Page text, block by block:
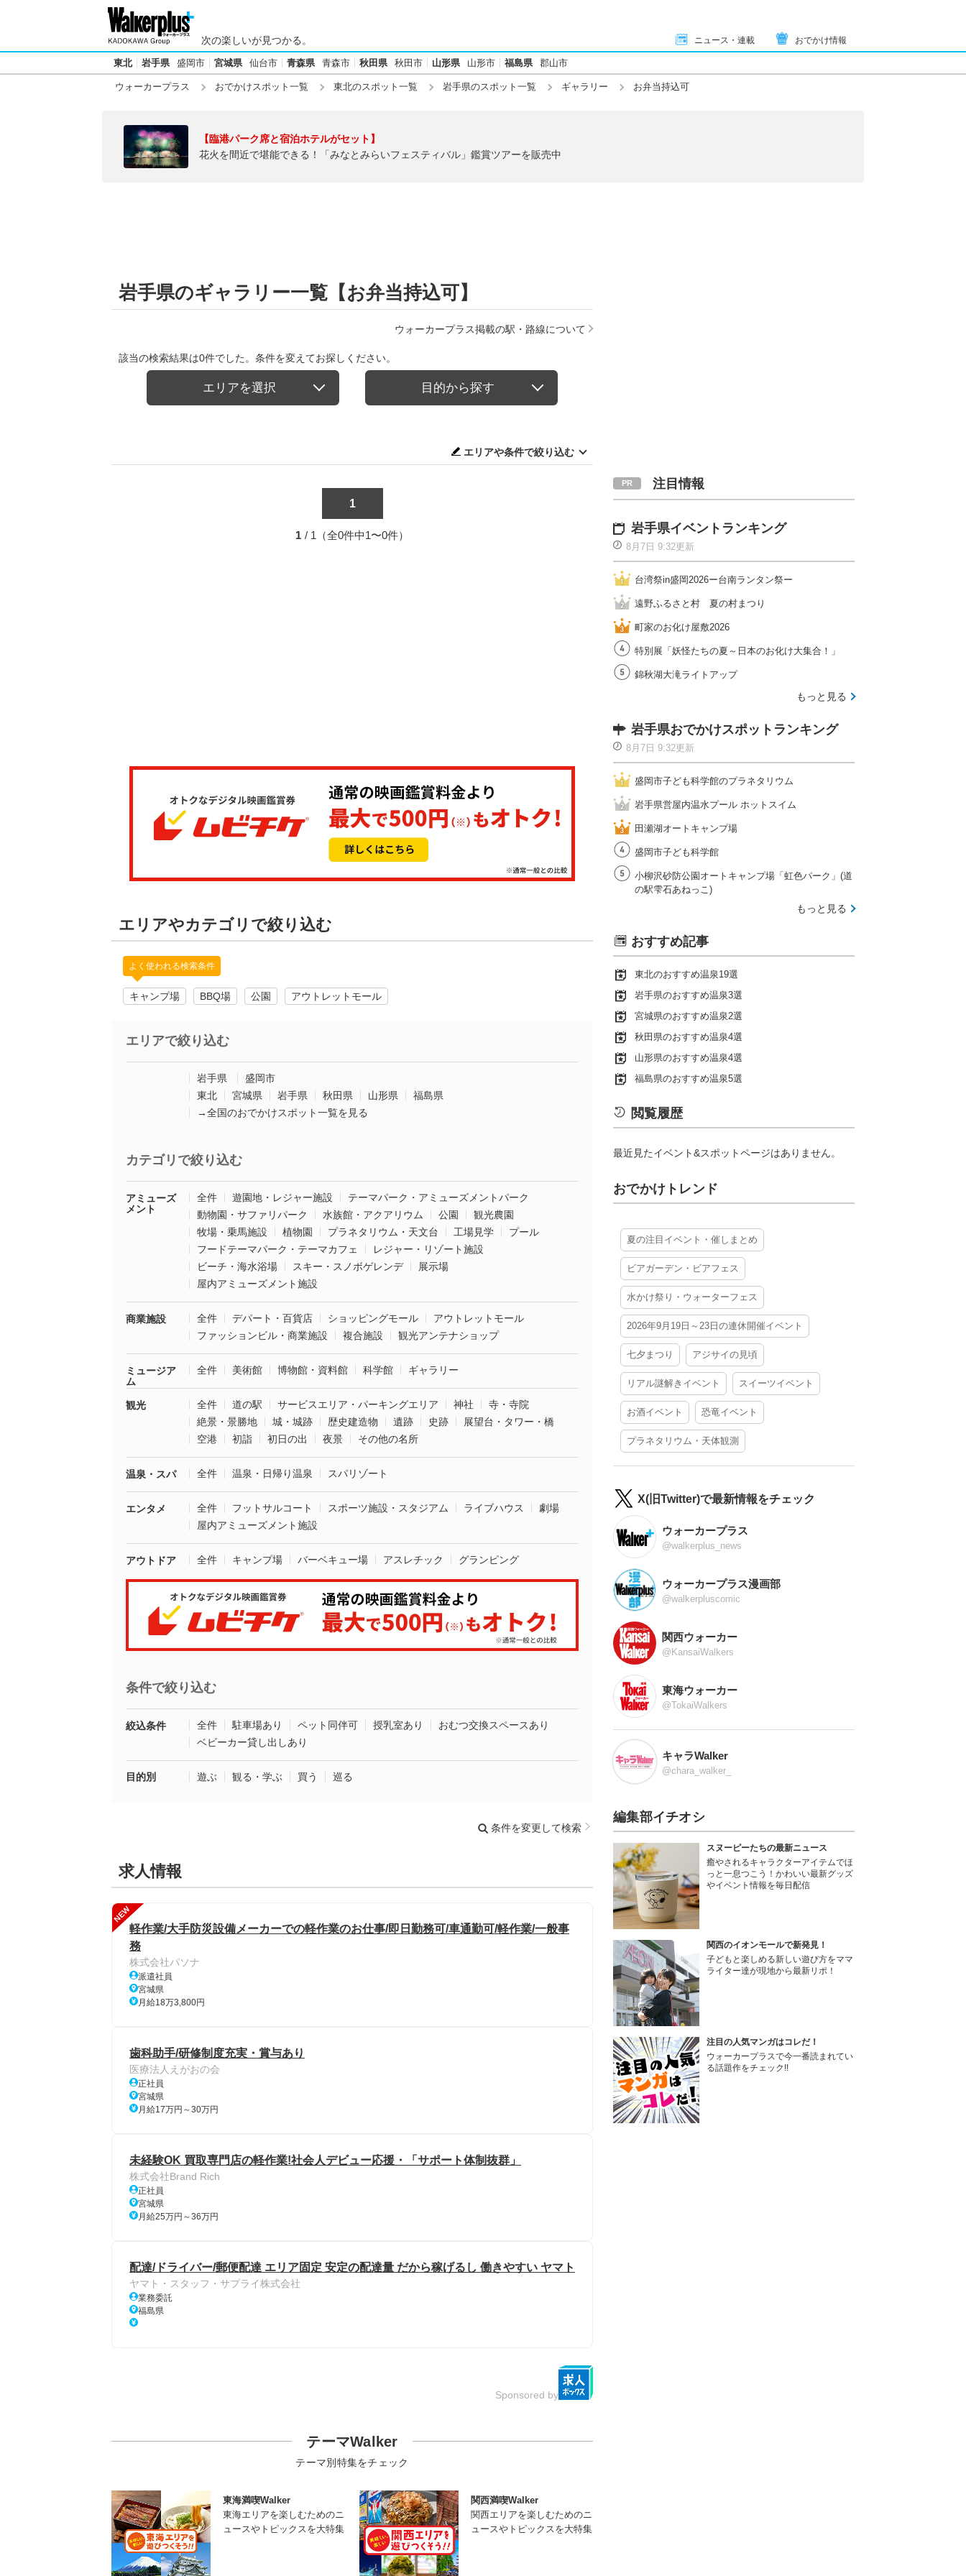
次の楽しいが見つかる。 ニュース・連載 おでかけ情報
東北 岩手県 盛岡市 宮城県 仙台市 青森県 青森市 秋田県 秋田市 山形県 山形市 福島県 郡山市
ウォーカープラス おでかけスポット一覧 東北のスポット一覧 岩手県のスポット一覧 ギャラリー お弁当持込可
【臨港パーク席と宿泊ホテルがセット】
花火を間近で堪能できる！「みなとみらいフェスティバル」鑑賞ツアーを販売中
岩手県のギャラリー一覧【お弁当持込可】
ウォーカープラス掲載の駅・路線について
該当の検索結果は0件でした。条件を変えてお探しください。
エリアを選択 目的から探す
エリアや条件で絞り込む
1
1 / 1（全0件中1〜0件）
エリアやカテゴリで絞り込む
よく使われる検索条件
キャンプ場 BBQ場 公園 アウトレットモール
エリアで絞り込む
岩手県
盛岡市
東北
宮城県 岩手県 秋田県 山形県
福島県
→全国のおでかけスポット一覧を見る
カテゴリで絞り込む
アミューズ
メント
全件 遊園地・レジャー施設
テーマパーク・アミューズメントパーク
動物園・サファリパーク
水族館・アクアリウム 公園
観光農園
牧場・乗馬施設
植物園 プラネタリウム・天文台 工場見学
プール
フードテーマパーク・テーマカフェ
レジャー・リゾート施設
ビーチ・海水浴場
スキー・スノボゲレンデ
展示場
屋内アミューズメント施設
商業施設 全件 デパート・百貨店 ショッピングモール
アウトレットモール
ファッションビル・商業施設
複合施設 観光アンテナショップ
ミュージア
ム
全件 美術館 博物館・資料館 科学館 ギャラリー
観光 全件 道の駅 サービスエリア・パーキングエリア 神社
寺・寺院
絶景・景勝地
城・城跡 歴史建造物 遺跡 史跡
展望台・タワー・橋
空港
初詣 初日の出 夜景 その他の名所
温泉・スパ 全件 温泉・日帰り温泉 スパリゾート
エンタメ 全件 フットサルコート スポーツ施設・スタジアム ライブハウス
劇場
屋内アミューズメント施設
アウトドア 全件 キャンプ場 バーベキュー場 アスレチック グランピング
条件で絞り込む
絞込条件 全件 駐車場あり ペット同伴可 授乳室あり
おむつ交換スペースあり
ベビーカー貸し出しあり
目的別 遊ぶ 観る・学ぶ 買う 巡る
条件を変更して検索
求人情報
NEW
軽作業/大手防災設備メーカーでの軽作業のお仕事/即日勤務可/車通勤可/軽作業/一般事
務
株式会社パソナ
派遣社員
宮城県
月給18万3,800円
歯科助手/研修制度充実・賞与あり
医療法人えがおの会
正社員
宮城県
月給17万円～30万円
未経験OK 買取専門店の軽作業!社会人デビュー応援・「サポート体制抜群」
株式会社Brand Rich
正社員
宮城県
月給25万円～36万円
配達/ドライバー/郵便配達 エリア固定 安定の配達量 だから稼げるし 働きやすい ヤマト
ヤマト・スタッフ・サプライ株式会社
業務委託
福島県
Sponsored by
テーマWalker
テーマ別特集をチェック
東海満喫Walker
東海エリアを楽しむためのニ
ュースやトピックスを大特集
関西満喫Walker
関西エリアを楽しむためのニ
ュースやトピックスを大特集
注目情報
岩手県イベントランキング
8月7日 9:32更新
台湾祭in盛岡2026ー台南ランタン祭ー
遠野ふるさと村 夏の村まつり
町家のお化け屋敷2026
特別展「妖怪たちの夏～日本のお化け大集合！」
錦秋湖大滝ライトアップ
もっと見る
岩手県おでかけスポットランキング
8月7日 9:32更新
盛岡市子ども科学館のプラネタリウム
岩手県営屋内温水プール ホットスイム
田瀬湖オートキャンプ場
盛岡市子ども科学館
小柳沢砂防公園オートキャンプ場「虹色パーク」(道
の駅雫石あねっこ)
もっと見る
おすすめ記事
東北のおすすめ温泉19選
岩手県のおすすめ温泉3選
宮城県のおすすめ温泉2選
秋田県のおすすめ温泉4選
山形県のおすすめ温泉4選
福島県のおすすめ温泉5選
閲覧履歴
最近見たイベント&スポットページはありません。
おでかけトレンド
夏の注目イベント・催しまとめ
ビアガーデン・ビアフェス
水かけ祭り・ウォーターフェス
2026年9月19日～23日の連休開催イベント
七夕まつり アジサイの見頃
リアル謎解きイベント スイーツイベント
お酒イベント 恐竜イベント
プラネタリウム・天体観測
X(旧Twitter)で最新情報をチェック
ウォーカープラス
@walkerplus_news
ウォーカープラス漫画部
@walkerpluscomic
関西ウォーカー
@KansaiWalkers
東海ウォーカー
@TokaiWalkers
キャラWalker
@chara_walker_
編集部イチオシ
スヌーピーたちの最新ニュース
癒やされるキャラクターアイテムでほ
っと一息つこう！かわいい最新グッズ
やイベント情報を毎日配信
関西のイオンモールで新発見！
子どもと楽しめる新しい遊び方をママ
ライター達が現地から最新リポ！
注目の人気マンガはコレだ！
ウォーカープラスで今一番読まれてい
る話題作をチェック!!